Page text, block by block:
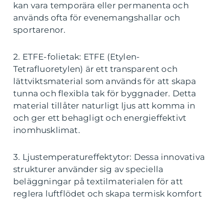
kan vara temporära eller permanenta och
används ofta för evenemangshallar och
sportarenor.
2. ETFE-folietak: ETFE (Etylen-
Tetrafluoretylen) är ett transparent och
lättviktsmaterial som används för att skapa
tunna och flexibla tak för byggnader. Detta
material tillåter naturligt ljus att komma in
och ger ett behagligt och energieffektivt
inomhusklimat.
3. Ljustemperatureffektytor: Dessa innovativa
strukturer använder sig av speciella
beläggningar på textilmaterialen för att
reglera luftflödet och skapa termisk komfort